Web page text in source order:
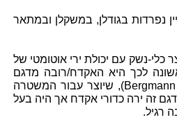
נפרדות בגודלן, במשקלן ובמתאר
כלי-נשק עם יכולת ירי אוטומטי של
לכך היא האקדח/רובה מדגם
בֶּרְגְמַן אֶם פִּי 18 (Bergmann MP 18), שיוצר עבור המשטרה
עוד בשנת 1918. דגם זה ירה כדורי אקדח אך היה בעל
רגיל.